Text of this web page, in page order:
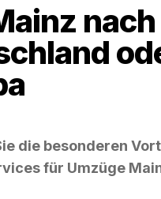
nach
die besonderen
für Umzüge